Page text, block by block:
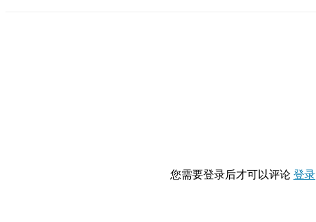
您需要登录后才可以评论 登录